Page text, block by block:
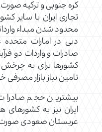
کره جنوبی و ترکیه صورت
تجاری ایران با سایر
محدود شدن مبداء
دبی در امارات
صادرات و واردات دو
کشورها برای به
تامین نیاز بازار
بیشترین حجم
ایران نیز به
عربستان صعودی